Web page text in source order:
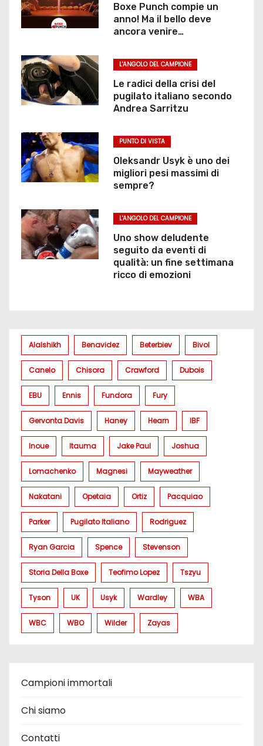
Boxe Punch compie un
anno! Ma il bello deve
ancora venire…
L'ANGOLO DEL CAMPIONE
Le radici della crisi del
pugilato italiano secondo
Andrea Sarritzu
PUNTO DI VISTA
Oleksandr Usyk è uno dei
migliori pesi massimi di
sempre?
L'ANGOLO DEL CAMPIONE
Uno show deludente
seguito da eventi di
qualità: un fine settimana
ricco di emozioni
Alalshikh Benavidez Beterbiev Bivol
Canelo Chisora Crawford Dubois
EBU Ennis Fundora Fury
Gervonta Davis Haney Hearn IBF
Inoue Itauma Jake Paul Joshua
Lomachenko Magnesi Mayweather
Nakatani Opetaia Ortiz Pacquiao
Parker Pugilato Italiano Rodriguez
Ryan Garcia Spence Stevenson
Storia Della Boxe Teofimo Lopez Tszyu
Tyson UK Usyk Wardley WBA
WBC WBO Wilder Zayas
Campioni immortali
Chi siamo
Contatti